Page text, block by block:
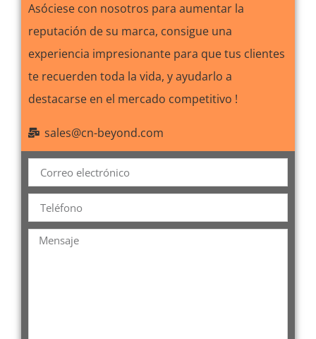
Asóciese con nosotros para aumentar la
reputación de su marca, consigue una
experiencia impresionante para que tus clientes
te recuerden toda la vida, y ayudarlo a
destacarse en el mercado competitivo !
sales@cn-beyond.com